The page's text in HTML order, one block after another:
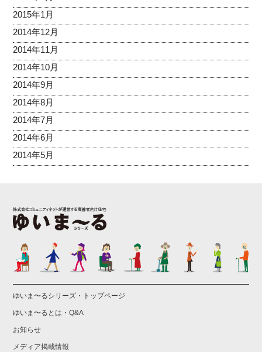
2015年1月
2014年12月
2014年11月
2014年10月
2014年9月
2014年8月
2014年7月
2014年6月
2014年5月
ゆいま〜るシリーズ・トップページ
ゆいま〜るとは・Q&A
お知らせ
メディア掲載情報